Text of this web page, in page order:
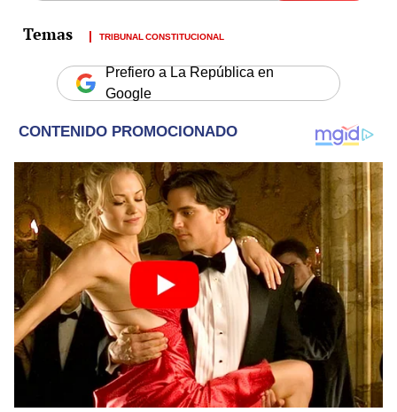
TRIBUNAL CONSTITUCIONAL
Prefiero a La República en
Google